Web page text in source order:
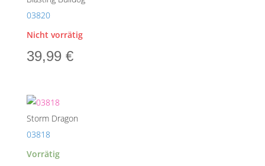
03820
Nicht vorrätig
39,99 €
Storm Dragon
03818
Vorrätig